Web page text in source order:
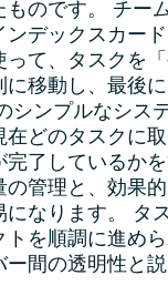
のです。 チー
ンデックスカー
って、タスクを
に移動し、最後
シンプルなシス
在どのタスクに
完了しているか
の管理と、効果
になります。 タ
トを順調に進め
ー間の透明性と